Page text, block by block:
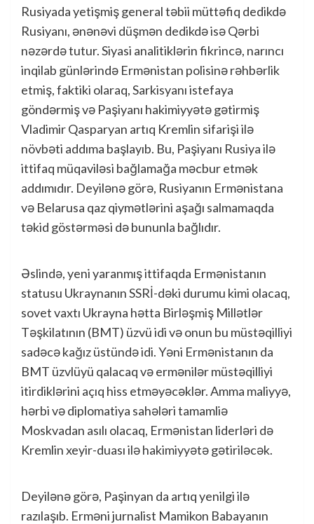
Rusiyada yetişmiş general təbii müttəfiq dedikdə
Rusiyanı, ənənəvi düşmən dedikdə isə Qərbi
nəzərdə tutur. Siyasi analitiklərin fikrincə, narıncı
inqilab günlərində Ermənistan polisinə rəhbərlik
etmiş, faktiki olaraq, Sarkisyanı istefaya
göndərmiş və Paşiyanı hakimiyyətə gətirmiş
Vladimir Qasparyan artıq Kremlin sifarişi ilə
növbəti addıma başlayıb. Bu, Paşiyanı Rusiya ilə
ittifaq müqaviləsi bağlamağa məcbur etmək
addımıdır. Deyilənə görə, Rusiyanın Ermənistana
və Belarusa qaz qiymətlərini aşağı salmamaqda
təkid göstərməsi də bununla bağlıdır.
Əslində, yeni yaranmış ittifaqda Ermənistanın
statusu Ukraynanın SSRİ-dəki durumu kimi olacaq,
sovet vaxtı Ukrayna hətta Birləşmiş Millətlər
Təşkilatının (BMT) üzvü idi və onun bu müstəqilliyi
sadəcə kağız üstündə idi. Yəni Ermənistanın da
BMT üzvlüyü qalacaq və ermənilər müstəqilliyi
itirdiklərini açıq hiss etməyəcəklər. Amma maliyyə,
hərbi və diplomatiya sahələri tamamliə
Moskvadan asılı olacaq, Ermənistan liderləri də
Kremlin xeyir-duası ilə hakimiyyətə gətiriləcək.
Deyilənə görə, Paşinyan da artıq yenilgi ilə
razılaşıb. Erməni jurnalist Mamikon Babayanın